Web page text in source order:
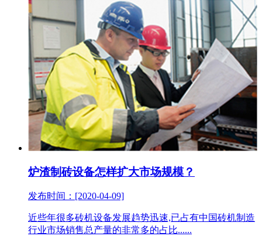
炉渣制砖设备怎样扩大市场规模？
发布时间：[2020-04-09]
近些年很多砖机设备发展趋势迅速,已占有中国砖机制造
行业市场销售总产量的非常多的占比......